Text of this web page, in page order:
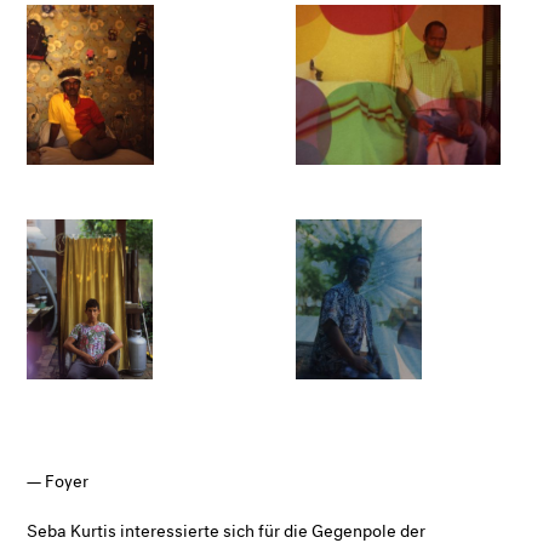
Heldentum, Fantasie oder Verurteilung handelt. ‘Kurtis'
Porträts werden aus Erinnerungen und persönlichen
Geschichten lebendig und dienen als kollektives Porträt und
Selbstporträt zugleich.’ – Andrew Moseley
Foyer
Seba Kurtis interessierte sich für die Gegenpole der